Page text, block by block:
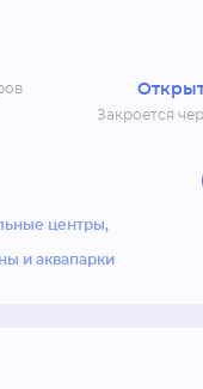
проходят
Закроется
центры
и аквапарки